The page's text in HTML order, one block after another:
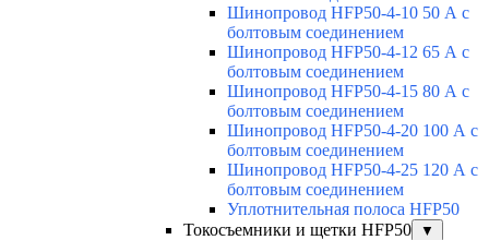
Шинопровод HFP50-4-10 50 А с
болтовым соединением
Шинопровод HFP50-4-12 65 А с
болтовым соединением
Шинопровод HFP50-4-15 80 А с
болтовым соединением
Шинопровод HFP50-4-20 100 А с
болтовым соединением
Шинопровод HFP50-4-25 120 А с
болтовым соединением
Уплотнительная полоса HFP50
Токосъемники и щетки HFP50
▼